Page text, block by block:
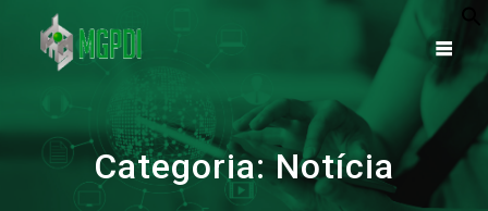
Categoria:Notícia